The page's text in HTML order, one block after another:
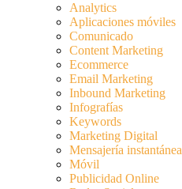
Analytics
Aplicaciones móviles
Comunicado
Content Marketing
Ecommerce
Email Marketing
Inbound Marketing
Infografías
Keywords
Marketing Digital
Mensajería instantánea
Móvil
Publicidad Online